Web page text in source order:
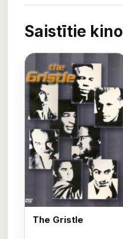
Saistītie kino
The Gristle